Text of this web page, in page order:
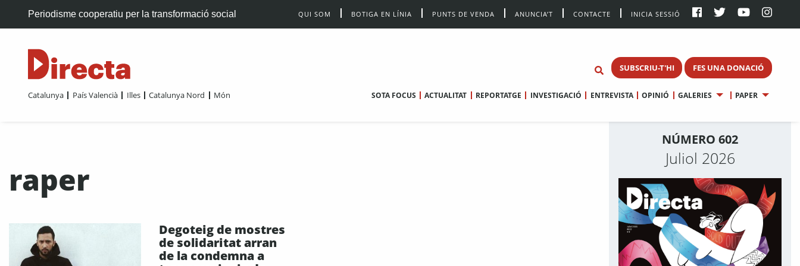
Periodisme cooperatiu per la transformació social QUI SOM BOTIGA EN LÍNIA PUNTS DE VENDA ANUNCIA’T CONTACTE INICIA SESSIÓ
SUBSCRIU-T'HI FES UNA DONACIÓ
Catalunya País Valencià Illes Catalunya Nord Món SOTA FOCUS ACTUALITAT REPORTATGE INVESTIGACIÓ ENTREVISTA OPINIÓ GALERIES PAPER
raper
Degoteig de mostres
de solidaritat arran
de la condemna a
NÚMERO 602
Juliol 2026